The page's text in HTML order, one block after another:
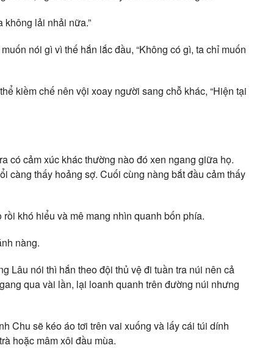
không lải nhải nữa.”
nói gì vì thế hắn lắc đầu, “Không có gì, ta chỉ muốn
kiềm chế nên vội xoay người sang chỗ khác, “Hiện tại
có cảm xúc khác thường nào đó xen ngang giữa họ.
càng thấy hoảng sợ. Cuối cùng nàng bắt đầu cảm thấy
khó hiểu và mê mang nhìn quanh bốn phía.
nàng.
Lâu nói thì hắn theo đội thủ vệ đi tuần tra núi nên cả
qua vài lần, lại loanh quanh trên đường núi nhưng
Chu sẽ kéo áo tơi trên vai xuống và lấy cái túi dính
hoặc mâm xôi đầu mùa.